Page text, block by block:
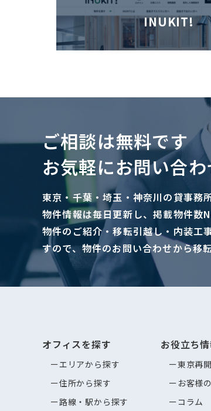
INUKIT!
ご相談は無料です
お気軽にお問い合
東京・千葉・埼玉・神奈川の貸事務
物件情報は毎日更新し、掲載物件数
物件のご紹介・移転引越し・内装工
すので、物件のお問い合わせから移
オフィスを探す
エリアから探す
住所から探す
路線・駅から探す
お役立ち
東京再
お客様
コラム